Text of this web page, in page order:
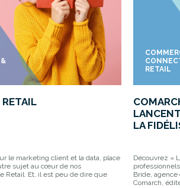
RETAIL
le marketing client et la data, place
sujet au cœur de nos
Retail. Et, il est peu de dire que
RETAIL
LA
Découvrez «
Bride,
Comarch,